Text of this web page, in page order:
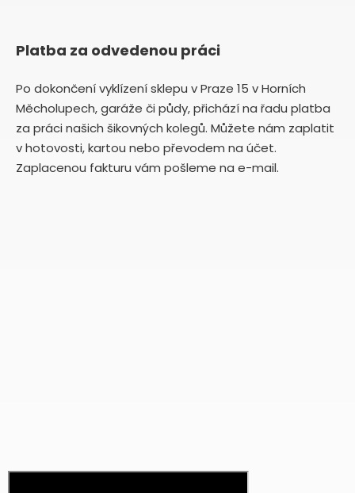
Platba za odvedenou práci
Po dokončení vyklízení sklepu v Praze 15 v Horních
Měcholupech, garáže či půdy, přichází na řadu platba
za práci našich šikovných kolegů. Můžete nám zaplatit
v hotovosti, kartou nebo převodem na účet.
Zaplacenou fakturu vám pošleme na e-mail.